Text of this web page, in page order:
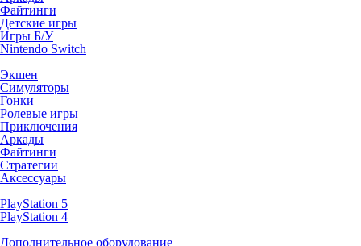
Файтинги
Детские игры
Игры Б/У
Nintendo Switch
Экшен
Симуляторы
Гонки
Ролевые игры
Приключения
Аркады
Файтинги
Стратегии
Аксессуары
PlayStation 5
PlayStation 4
Дополнительное оборудование